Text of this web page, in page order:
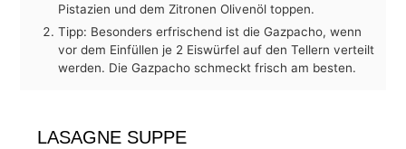
Pistazien und dem Zitronen Olivenöl toppen.
Tipp: Besonders erfrischend ist die Gazpacho, wenn
vor dem Einfüllen je 2 Eiswürfel auf den Tellern verteilt
werden. Die Gazpacho schmeckt frisch am besten.
LASAGNE SUPPE